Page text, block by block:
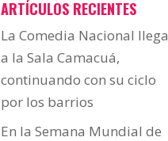
ARTÍCULOS RECIENTES
La Comedia Nacional llega
a la Sala Camacuá,
continuando con su ciclo
por los barrios
En la Semana Mundial de